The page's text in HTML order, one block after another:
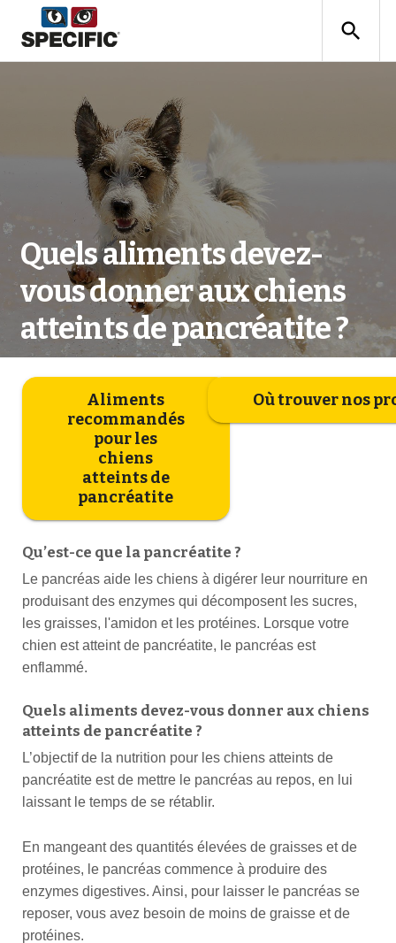
search
Quels aliments devez-
vous donner aux chiens
atteints de pancréatite ?
Aliments
recommandés
pour les
chiens
atteints de
pancréatite
Où trouver nos
Qu’est-ce que la pancréatite ?
Le pancréas aide les chiens à digérer leur nourriture en
produisant des enzymes qui décomposent les sucres,
les graisses, l'amidon et les protéines. Lorsque votre
chien est atteint de pancréatite, le pancréas est
enflammé.
Quels aliments devez-vous donner aux chiens
atteints de pancréatite ?
L’objectif de la nutrition pour les chiens atteints de
pancréatite est de mettre le pancréas au repos, en lui
laissant le temps de se rétablir.
En mangeant des quantités élevées de graisses et de
protéines, le pancréas commence à produire des
enzymes digestives. Ainsi, pour laisser le pancréas se
reposer, vous avez besoin de moins de graisse et de
protéines.